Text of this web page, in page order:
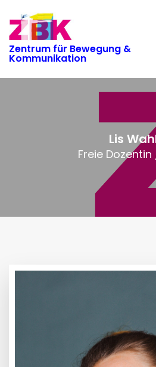
content
Zentrum für Bewegung &
Kommunikation
Lis
Freie